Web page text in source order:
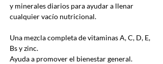
y minerales diarios para ayudar a llenar
cualquier vacío nutricional.
Una mezcla completa de vitaminas A, C, D, E,
Bs y zinc.
Ayuda a promover el bienestar general.